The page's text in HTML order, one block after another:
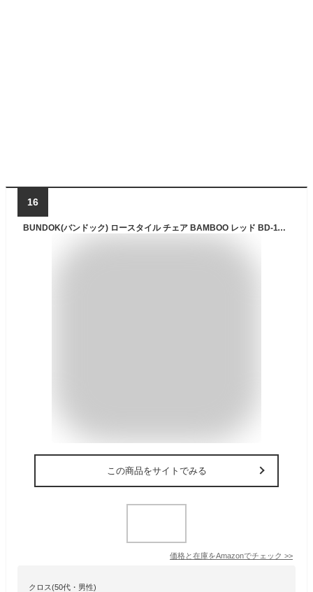
16
BUNDOK(バンドック) ロースタイル チェア BAMBOO レッド BD-114RD 折りたたみ式 天然素材
この商品をサイトでみる
価格と在庫をAmazonでチェック >>
クロス(50代・男性)